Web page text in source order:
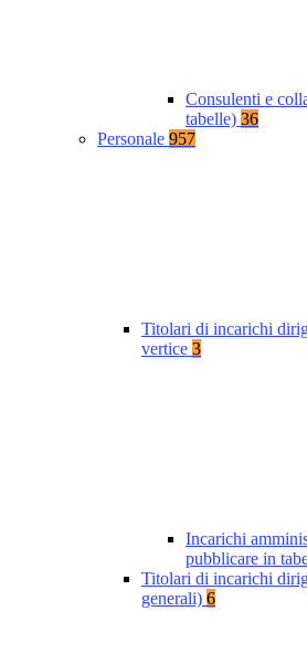
Consulenti e
tabelle) 36
Personale 957
Titolari di incarichi
vertice 3
Incarichi
pubblicare in
Titolari di incarichi
generali) 6